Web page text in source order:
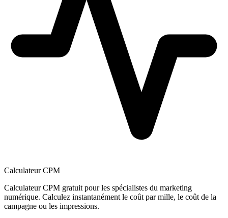
Calculateur CPM
Calculateur CPM gratuit pour les spécialistes du marketing
numérique. Calculez instantanément le coût par mille, le coût de la
campagne ou les impressions.